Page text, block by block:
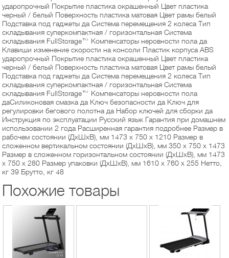
ударопрочный Покрытие пластика окрашенный Цвет пластика
черный / белый Поверхность пластика матовая Цвет рамы белый
Подставка под гаджеты да Система перемещения 2 колеса Тип
складывания суперкомпактная / горизонтальная Система
складывания FullStorage™ Компенсаторы неровности пола да
Клавиши изменение скорости на консоли Пластик корпуса ABS
ударопрочный Покрытие пластика окрашенный Цвет пластика
черный / белый Поверхность пластика матовая Цвет рамы белый
Подставка под гаджеты да Система перемещения 2 колеса Тип
складывания суперкомпактная / горизонтальная Система
складывания FullStorage™ Компенсаторы неровности пола
даСиликоновая смазка да Ключ безопасности да Ключ для
регулировки бегового полотна да Набор ключей для сборки да
Инструкция по эксплуатации Русский язык Гарантия при домашнем
использовании 2 года Расширенная гарантия подробнее Размер в
рабочем состоянии (ДхШхВ), мм 1473 x 750 x 1210 Размер в
сложенном вертикальном состоянии (ДхШхВ), мм 350 x 750 x 1473
Размер в сложенном горизонтальном состоянии (ДхШхВ), мм 1473
x 750 x 280 Размер упаковки (ДхШхВ), мм 1610 x 760 x 255 Нетто,
кг 39 Брутто, кг 48
Похожие товары